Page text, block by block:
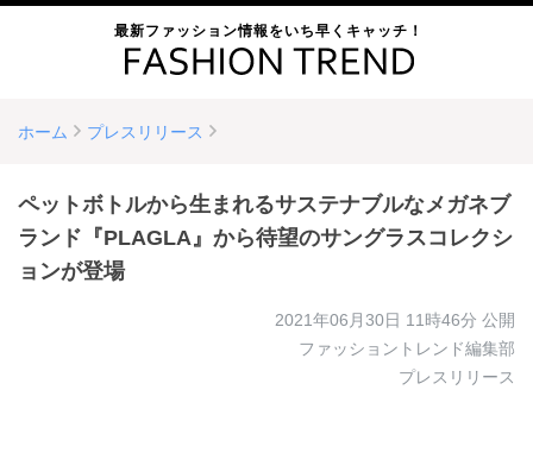
最新ファッション情報をいち早くキャッチ！
ホーム プレスリリース
ペットボトルから生まれるサステナブルなメガネブ
ランド『PLAGLA』から待望のサングラスコレクシ
ョンが登場
2021年06月30日 11時46分 公開
ファッショントレンド編集部
プレスリリース